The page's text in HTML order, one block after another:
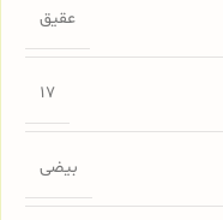
عقیق
17
بیضی